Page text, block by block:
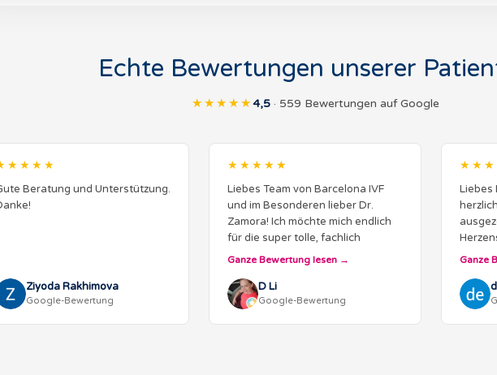
Echte Bewertungen unserer
★★★★★4,5· 559 Bewertungen auf Google
Beratung und Unterstützung.
Ziyoda Rakhimova
Google-Bewertung
★★★★★
Liebes Team von Barcelona IVF
und im Besonderen lieber Dr.
Zamora! Ich möchte mich endlich
für die super tolle, fachlich
fundierte Betreuung und
Schwangerschaft bedanken!!
Mein Traum…
Ganze Bewertung lesen
D Li
Google-Bewertung
Liebes
Ihnen
und
Ganze